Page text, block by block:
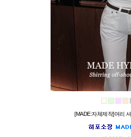
[MADE:자체제작]여리